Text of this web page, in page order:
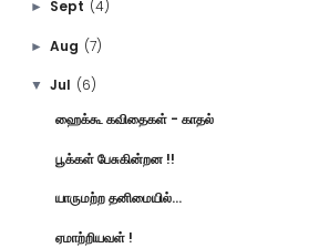
► Sept (4)
► Aug (7)
▼ Jul (6)
ஹைக்கூ கவிதைகள் - காதல்
பூக்கள் பேசுகின்றன !!
யாருமற்ற தனிமையில்...
ஏமாற்றியவள் !